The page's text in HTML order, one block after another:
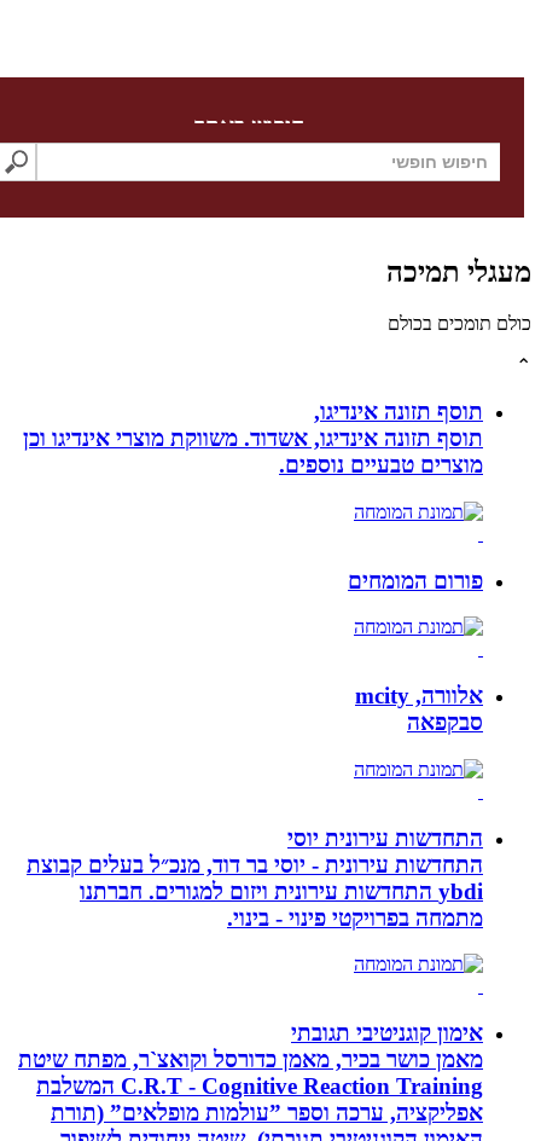
חיפוש באתר
תמיכה
בכולם
תוסף תזונה אינדיגו,
תוסף תזונה אינדיגו, אשדוד. משווקת מוצרי אינדיגו וכן
מוצרים טבעיים נוספים.
פורום המומחים
אלוורה, mcity
סבקפאה
התחדשות עירונית יוסי
התחדשות עירונית - יוסי בר דוד, מנכ״ל בעלים קבוצת
ybdi התחדשות עירונית ויזום למגורים. חברתנו
מתמחה בפרויקטי פינוי - בינוי.
אימון קוגניטיבי תגובתי
מאמן כושר בכיר, מאמן כדורסל וקואצ`ר, מפתח שיטת
C.R.T - Cognitive Reaction Training המשלבת
אפליקציה, ערכה וספר ”עולמות מופלאים” (תורת